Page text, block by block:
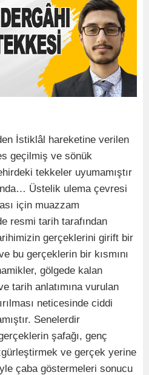
İstiklâl hareketine verilen
geçilmiş ve sönük
tekkeler uyumamıştır
Üstelik ulema çevresi
için muazzam
resmi tarih tarafından
gerçeklerini girift bir
bu gerçeklerin bir kısmını
gölgede kalan
tarih anlatımına vurulan
neticesinde ciddi
Senelerdir
şafağı, genç
ve gerçek yerine
çaba göstermeleri sonucu